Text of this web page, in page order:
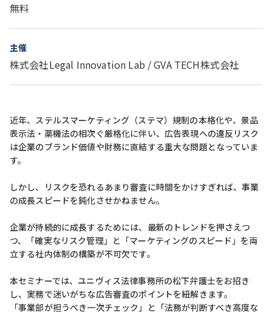
無料
主催
株式会社Legal Innovation Lab / GVA TECH株式会社
近年、ステルスマーケティング（ステマ）規制の本格化や、景品
表示法・薬機法の相次ぐ厳格化に伴い、広告表現への違反リスク
は企業のブランド価値や財務に直結する重大な問題となっていま
す。
しかし、リスクを恐れるあまり審査に時間をかけすぎれば、事業
の成長スピードを鈍化させかねません。
企業が持続的に成長するためには、最新のトレンドを押さえつ
つ、「確実なリスク管理」と「マーケティングのスピード」を両
立する社内体制の構築が不可欠です。
本セミナーでは、ユニヴィス法律事務所の松下弁護士をお招き
し、実務で迷いがちな広告審査のポイントを紐解きます。
「事業部が担うべき一次チェック」と「法務が判断すべき高度な